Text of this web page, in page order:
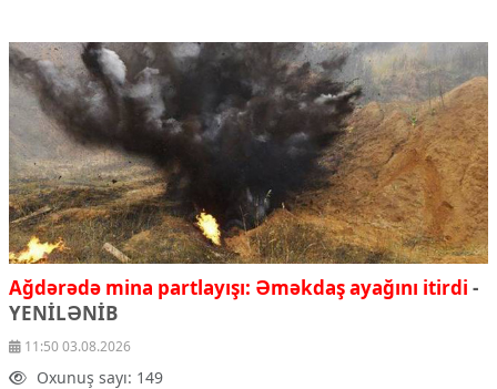
Ağdərədə mina partlayışı: Əməkdaş ayağını itirdi -
YENİLƏNİB
11:50 03.08.2026
Oxunuş sayı: 149